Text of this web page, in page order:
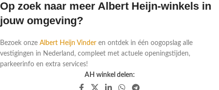
Op zoek naar meer Albert Heijn-winkels in
jouw omgeving?
Bezoek onze Albert Heijn Vinder en ontdek in één oogopslag alle
vestigingen in Nederland, compleet met actuele openingstijden,
parkeerinfo en extra services!
AH winkel delen: